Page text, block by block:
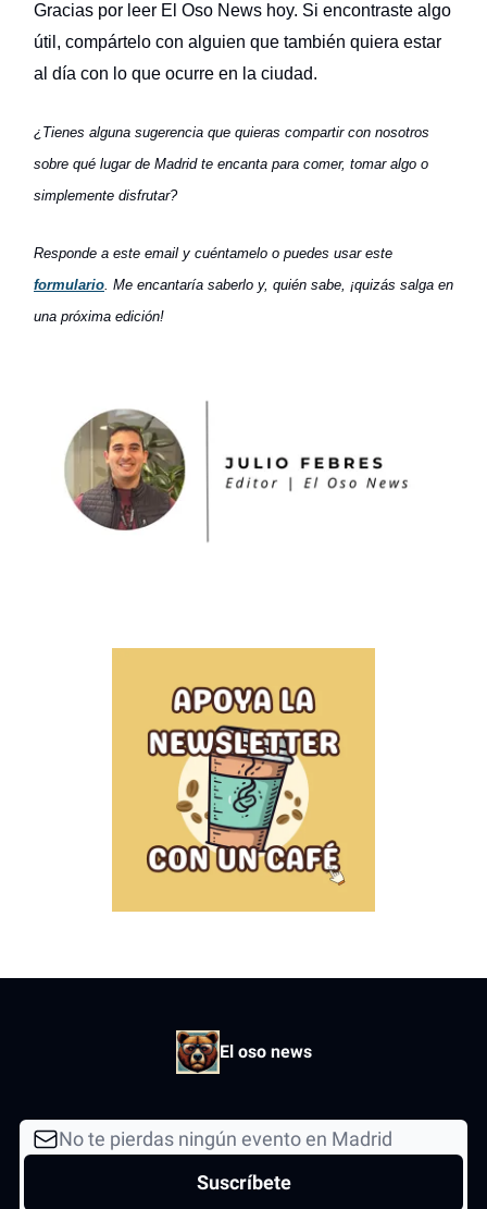
Gracias por leer El Oso News hoy. Si encontraste algo
útil, compártelo con alguien que también quiera estar
al día con lo que ocurre en la ciudad.
¿Tienes alguna sugerencia que quieras compartir con nosotros
sobre qué lugar de Madrid te encanta para comer, tomar algo o
simplemente disfrutar?
Responde a este email y cuéntamelo o puedes usar este
formulario. Me encantaría saberlo y, quién sabe, ¡quizás salga en
una próxima edición!
El oso news